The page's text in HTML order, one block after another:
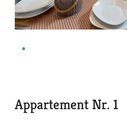
Appartement Nr. 1